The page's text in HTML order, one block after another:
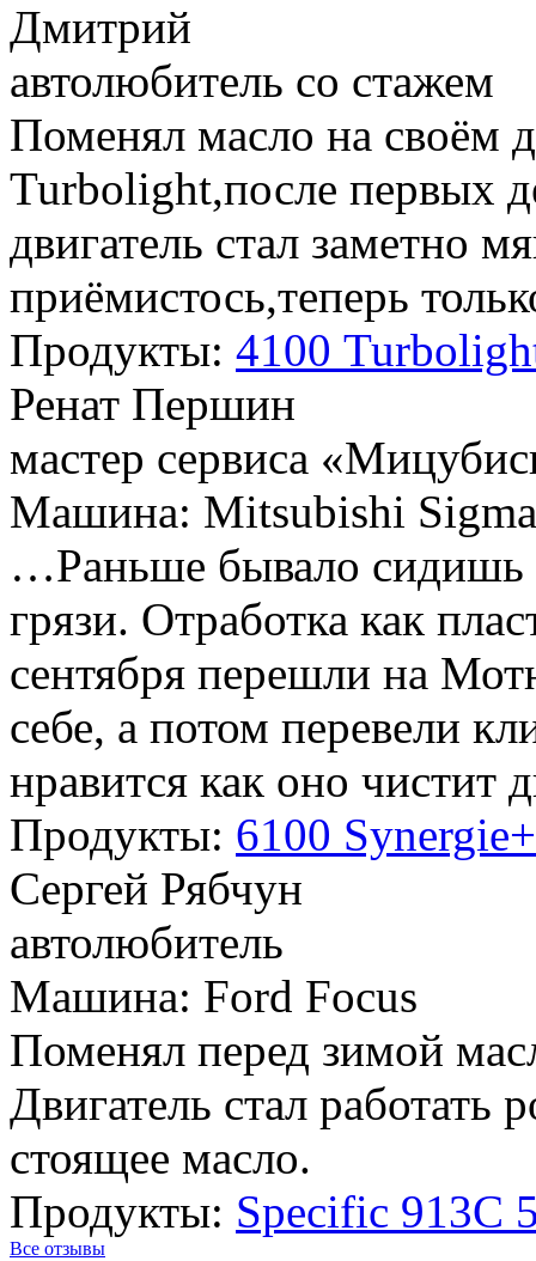
Дмитрий
автолюбитель со стажем
Поменял масло на своём
Turbolight,после первых
двигатель стал заметно
приёмистось,теперь
Продукты: 4100
Ренат Першин
мастер сервиса
Машина: Mitsubishi Sigma
…Раньше бывало
грязи. Отработка как
сентября перешли на
себе, а потом перевели
нравится как оно чистит
Продукты: 6100
Сергей Рябчун
автолюбитель
Машина: Ford Focus
Поменял перед зимой
Двигатель стал работать
стоящее масло.
Продукты: Specific 913C
Все отзывы